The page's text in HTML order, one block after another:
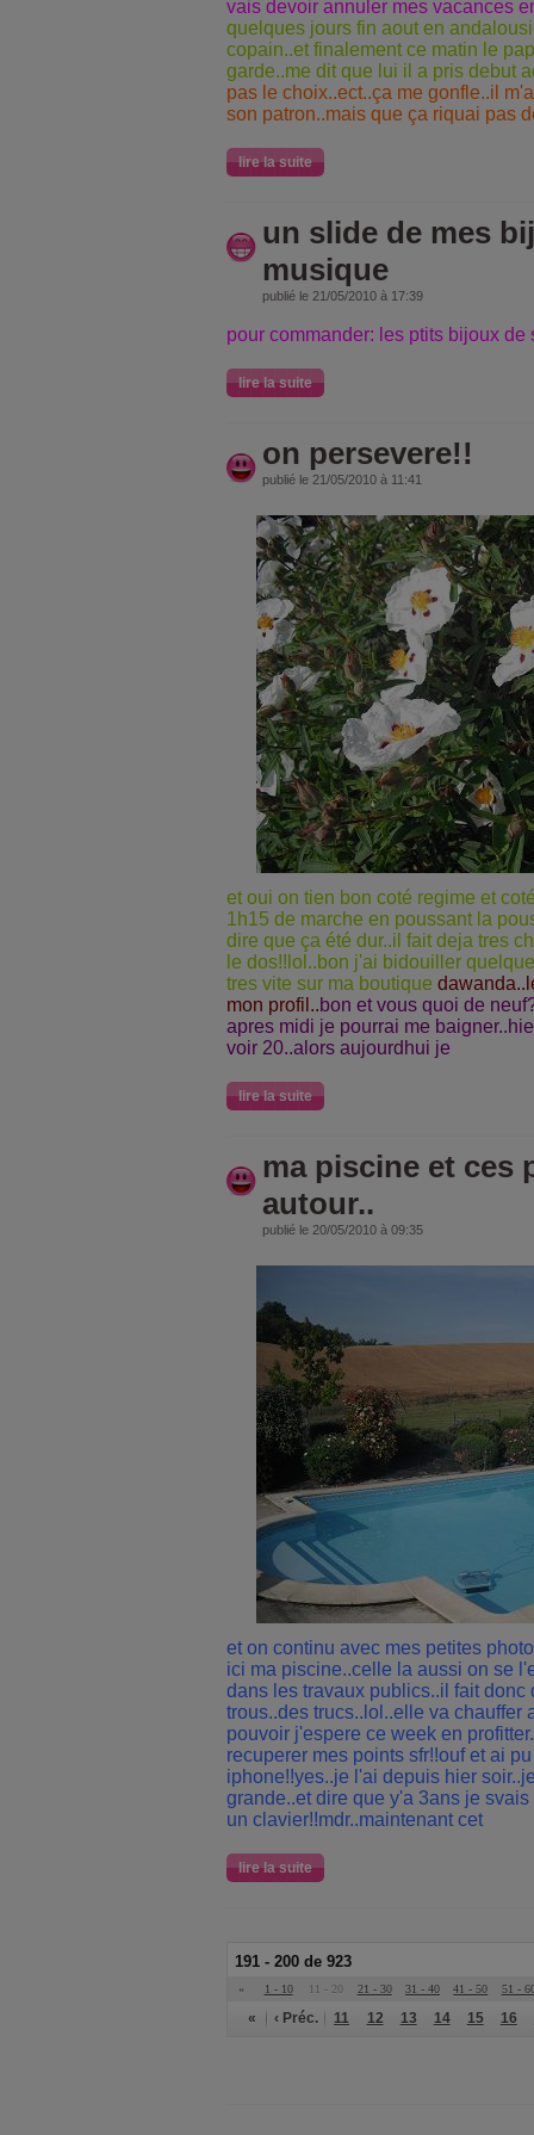
vais devoir annuler mes vacances
quelques jours fin aout en
copain..et finalement ce matin le
garde..me dit que lui il a pris debut
pas le choix..ect..ça me gonfle..il
son patron..mais que ça riquai pas
lire la suite
un slide de mes
musique
publié le 21/05/2010 à 17:39
pour commander: les ptits bijoux de
lire la suite
on persevere!!
publié le 21/05/2010 à 11:41
et oui on tien bon coté regime et
1h15 de marche en poussant la
dire que ça été dur..il fait deja tres
le dos!!lol..bon j'ai bidouiller
tres vite sur ma boutique
mon profil..bon et vous quoi de
apres midi je pourrai me
voir 20..alors aujourdhui je
lire la suite
ma piscine et ces
autour..
publié le 20/05/2010 à 09:35
et on continu avec mes petites
ici ma piscine..celle la aussi on se
dans les travaux publics..il fait donc
trous..des trucs..lol..elle va chauffer
pouvoir j'espere ce week en
recuperer mes points sfr!!ouf et ai
iphone!!yes..je l'ai depuis hier
grande..et dire que y'a 3ans je
un clavier!!mdr..maintenant cet
lire la suite
191 - 200 de 923
« 1 - 10 11 - 20 21 - 30 31 - 40 41 - 50 51 -
« ‹ Préc. 11 12 13 14 15 16